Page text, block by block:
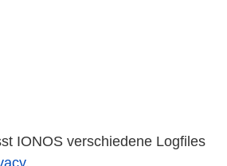
IONOS verschiedene Logfiles
.